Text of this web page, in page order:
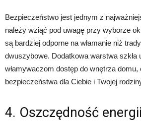
Bezpieczeństwo jest jednym z
należy wziąć pod uwagę przy wyborze
są bardziej odporne na włamanie niż
dwuszybowe. Dodatkowa warstwa szkła
włamywaczom dostęp do wnętrza
bezpieczeństwa dla Ciebie i Twojej
4. Oszczędność energii